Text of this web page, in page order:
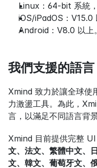
Linux：64-bit 系統
iOS/iPadOS：V15.0
Android：V8.0 以上。
我們支援的語言
Xmind 致力於讓全球使
力激盪工具。為此，
言，以滿足不同語言背
Xmind 目前提供完整 UI
文、法文、繁體中文、
文、韓文、葡萄牙文、